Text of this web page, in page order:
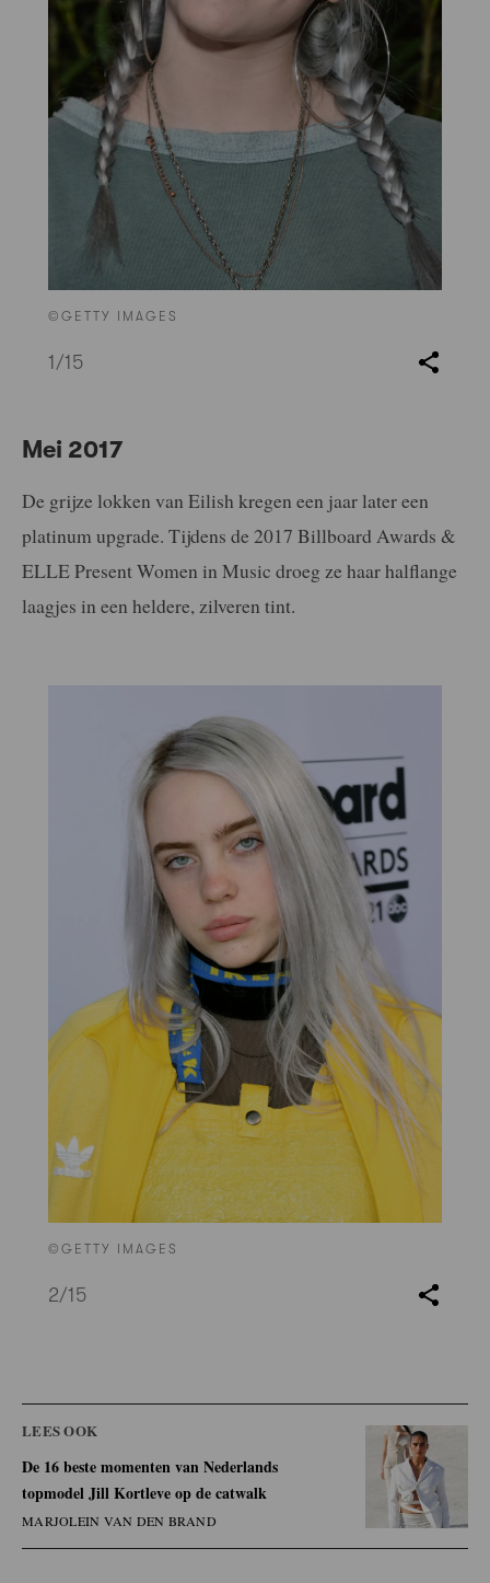
©GETTY IMAGES
1 /15
Mei 2017
De grijze lokken van Eilish kregen een jaar later een
platinum upgrade. Tijdens de 2017 Billboard Awards &
ELLE Present Women in Music droeg ze haar halflange
laagjes in een heldere, zilveren tint.
©GETTY IMAGES
2/15
LEES OOK
De 16 beste momenten van Nederlands
topmodel Jill Kortleve op de catwalk
MARJOLEIN VAN DEN BRAND